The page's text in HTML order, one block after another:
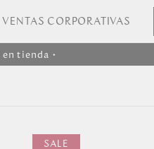
VENTAS CORPORATIVAS
tienda •